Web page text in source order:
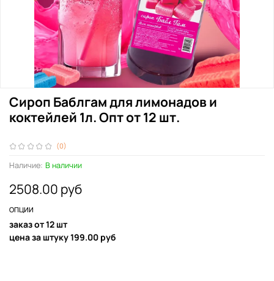
(0)
Наличие: В наличии
Сироп Баблгам для лимонадов и
коктейлей 1л. Опт от 12 шт.
2508.00 руб
ОПЦИИ
заказ от 12 шт
цена за штуку 199.00 руб